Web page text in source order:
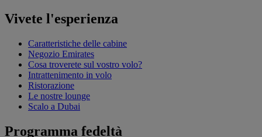
Vivete l'esperienza
Caratteristiche delle cabine
Negozio Emirates
Cosa troverete sul vostro volo?
Intrattenimento in volo
Ristorazione
Le nostre lounge
Scalo a Dubai
Programma fedeltà